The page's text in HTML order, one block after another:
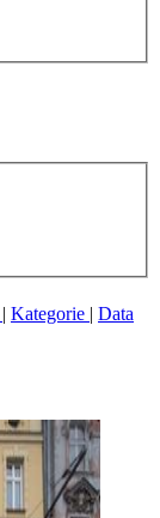
| Kategorie | Data